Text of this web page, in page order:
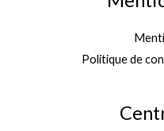
Politique de